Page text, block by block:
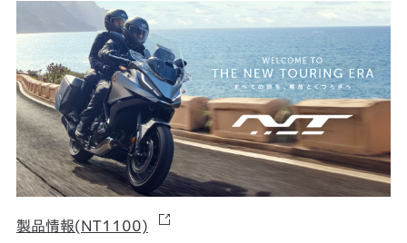
製品情報(NT1100)